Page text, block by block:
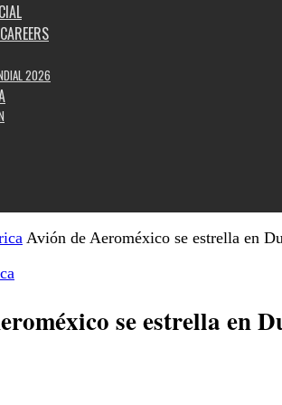
2026
Avión de Aeroméxico se estrella en
se estrella en